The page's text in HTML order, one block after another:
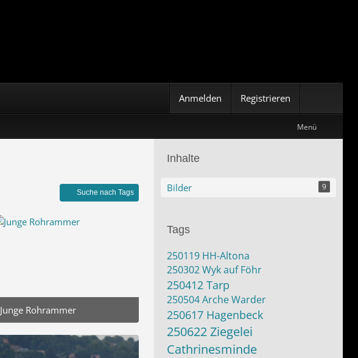
Anmelden Registrieren
Menü
Suche nach Tags
Junge Rohrammer
Inhalte
Bilder 9
Tags
250119 HH-Altona
250302 Wyk auf Föhr
250412 Tarp
250504 Arche Warder
250617 Hagenbeck
250622 Ziegelei
Cathrinesminde